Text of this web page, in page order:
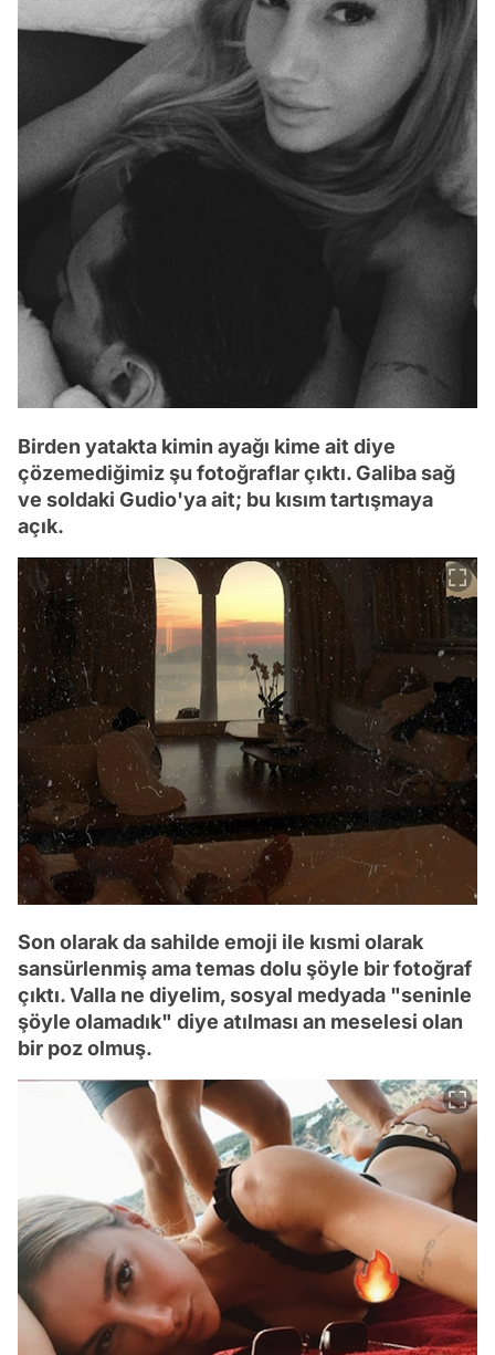
Birden yatakta kimin ayağı kime ait diye
çözemediğimiz şu fotoğraflar çıktı. Galiba sağ
ve soldaki Gudio'ya ait; bu kısım tartışmaya
açık.
Son olarak da sahilde emoji ile kısmi olarak
sansürlenmiş ama temas dolu şöyle bir fotoğraf
çıktı. Valla ne diyelim, sosyal medyada "seninle
şöyle olamadık" diye atılması an meselesi olan
bir poz olmuş.